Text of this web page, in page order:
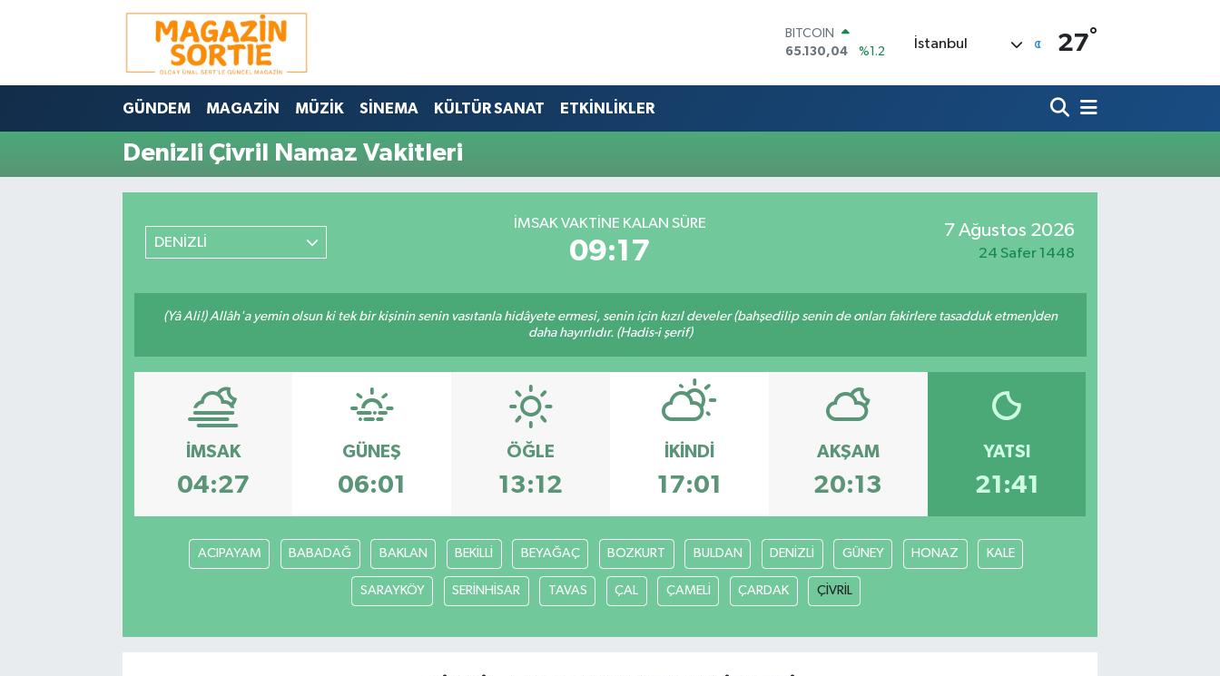
BITCOIN
65.130,04
%1.2
47,7106
%0.17
GRAM ALTIN
6648.99
%2.59
İstanbul 27°
GÜNDEM MAGAZİN MÜZİK SİNEMA KÜLTÜR SANAT ETKİNLİKLER
Denizli Çivril Namaz Vakitleri
DENİZLİ
İMSAK VAKTINE KALAN SÜRE
09:16
7 Ağustos 2026
24 Safer 1448
(Yâ Ali!) Allâh'a yemin olsun ki tek bir kişinin senin vasıtanla hidâyete ermesi, senin için kızıl develer (bahşedilip senin de onları fakirlere tasadduk etmen)den
daha hayırlıdır. (Hadis-i şerif)
İMSAK
04:27
GÜNEŞ
06:01
ÖĞLE
13:12
İKINDI
17:01
AKŞAM
20:13
YATSI
21:41
ACIPAYAM BABADAĞ BAKLAN BEKİLLİ BEYAĞAÇ BOZKURT BULDAN DENİZLİ GÜNEY HONAZ KALE
SARAYKÖY SERİNHİSAR TAVAS ÇAL ÇAMELİ ÇARDAK ÇİVRİL
Nöbetçi Eczaneler
Hava Durumu
Trafik Durumu